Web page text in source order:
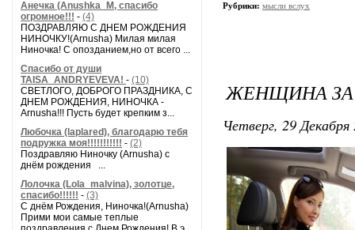
Анечка (Anushka_M, спасибо
огромное!!! - (4)
ПОЗДРАВЛЯЮ С ДНЕМ РОЖДЕНИЯ
НИНОЧКУ!(Arnusha) Милая милая
Ниночка! С опозданием,но от всего ...
Спасибо от души
TAISA_ANDRYEVEVA! - (10)
СВЕТЛОГО, ДОБРОГО ПРАЗДНИКА, С
ДНЕМ РОЖДЕНИЯ, НИНОЧКА -
Arnusha!!! Пусть будет крепким з...
Любочка (laplared), благодарю тебя
подружка моя!!!!!!!!!!! - (2)
Поздравляю Ниночку (Arnusha) с
днём рождения ...
Лолочка (Lola_malvina), золотце,
спасибо!!!!!! - (3)
С днём Рождения, Ниночка!(Аrnusha)
Прими мои самые теплые
Рубрики: мысли вслух
ЖЕНЩИНА ЗА
Четверг, 29